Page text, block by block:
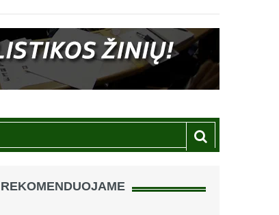
REKOMENDUOJAME